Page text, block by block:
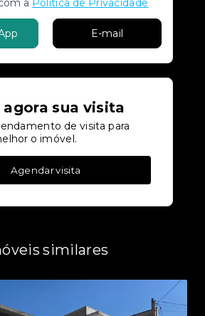
a Política de Privacidade
E-mail
sua visita
de visita para
o imóvel.
Agendar visita
similares